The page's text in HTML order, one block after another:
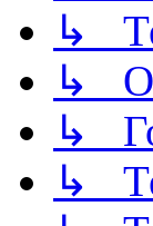
↳
↳
↳
↳